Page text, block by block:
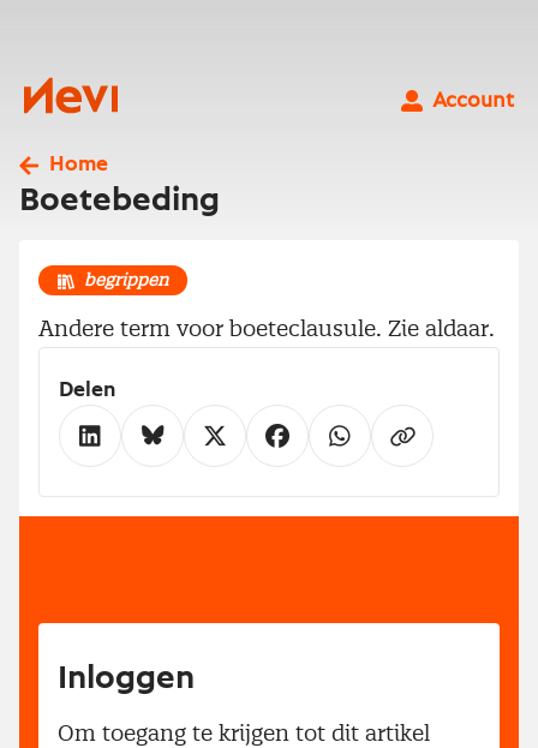
Nevi
Account
Home
Boetebeding
begrippen
Andere term voor boeteclausule. Zie aldaar.
Delen
Inloggen
Om toegang te krijgen tot dit artikel